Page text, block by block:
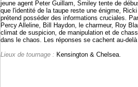
jeune agent Peter Guillam, Smiley tente de
que l'identité de la taupe reste une énigme,
prétend posséder des informations cruciales.
Percy Alleline, Bill Haydon, le charmeur, Roy
climat de suspicion, de manipulation et de
dans le chaos. Les réponses se cachent au-
Lieux de tournage : Kensington & Chelsea.